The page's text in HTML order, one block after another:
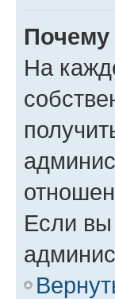
Почему
На
Если вы